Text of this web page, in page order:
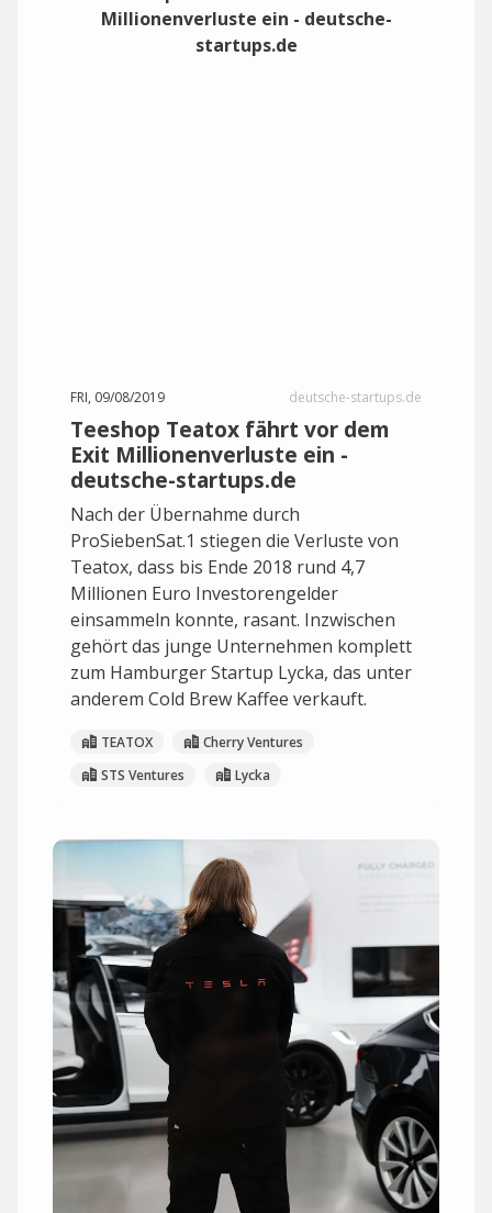
FRI, 09/08/2019 deutsche-startups.de
Teeshop Teatox fährt vor dem
Exit Millionenverluste ein -
deutsche-startups.de
Nach der Übernahme durch
ProSiebenSat.1 stiegen die Verluste von
Teatox, dass bis Ende 2018 rund 4,7
Millionen Euro Investorengelder
einsammeln konnte, rasant. Inzwischen
gehört das junge Unternehmen komplett
zum Hamburger Startup Lycka, das unter
anderem Cold Brew Kaffee verkauft.
TEATOX
Cherry Ventures
STS Ventures
Lycka